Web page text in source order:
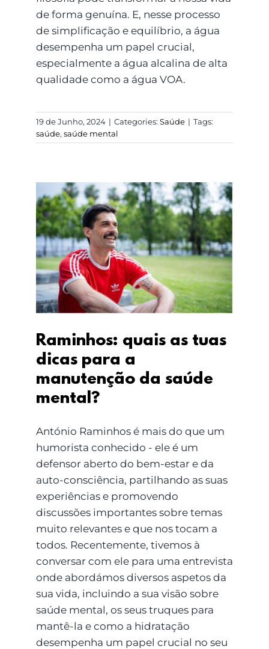
de forma genuína. E, nesse processo
de simplificação e equilíbrio, a água
desempenha um papel crucial,
especialmente a água alcalina de alta
qualidade como a água VOA.
19 de Junho, 2024 | Categories: Saúde | Tags:
saúde, saúde mental
Raminhos: quais as
tuas dicas para a
manutenção da saúde
mental?
Raminhos: quais as tuas
dicas para a
manutenção da saúde
mental?
António Raminhos é mais do que um
humorista conhecido - ele é um
defensor aberto do bem-estar e da
auto-consciência, partilhando as suas
experiências e promovendo
discussões importantes sobre temas
muito relevantes e que nos tocam a
todos. Recentemente, tivemos à
conversar com ele para uma entrevista
onde abordámos diversos aspetos da
sua vida, incluindo a sua visão sobre
saúde mental, os seus truques para
mantê-la e como a hidratação
desempenha um papel crucial no seu